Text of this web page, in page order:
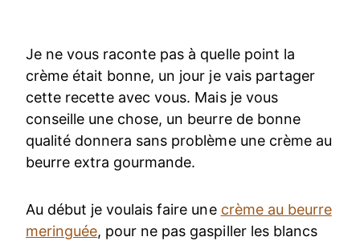
Je ne vous raconte pas à quelle point la
crème était bonne, un jour je vais partager
cette recette avec vous. Mais je vous
conseille une chose, un beurre de bonne
qualité donnera sans problème une crème au
beurre extra gourmande.
Au début je voulais faire une crème au beurre
meringuée, pour ne pas gaspiller les blancs